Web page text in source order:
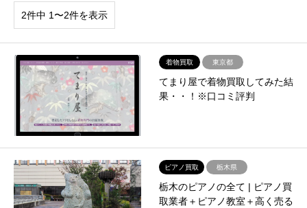
2件中 1〜2件を表示
着物買取 東京都
てまり屋で着物買取してみた結
果・・！※口コミ評判
ピアノ買取 栃木県
栃木のピアノの全て | ピアノ買
取業者＋ピアノ教室＋高く売る